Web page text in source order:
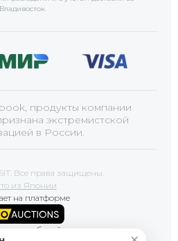
Владивосток.
продукты компании
экстремистской
в России.
Все права защищены.
из Японии
на платформе
автомобилей